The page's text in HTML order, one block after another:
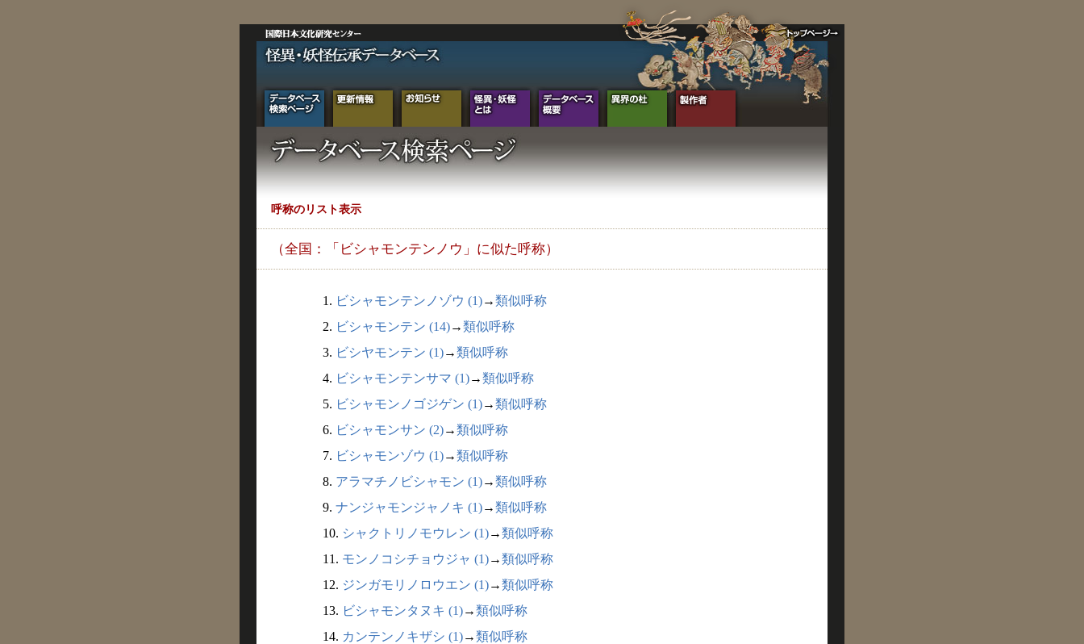
呼称のリスト表示
（全国：「ビシャモンテンノウ」に似た呼称）
1. ビシャモンテンノゾウ (1)→類似呼称
2. ビシャモンテン (14)→類似呼称
3. ビシヤモンテン (1)→類似呼称
4. ビシャモンテンサマ (1)→類似呼称
5. ビシャモンノゴジゲン (1)→類似呼称
6. ビシャモンサン (2)→類似呼称
7. ビシャモンゾウ (1)→類似呼称
8. アラマチノビシャモン (1)→類似呼称
9. ナンジャモンジャノキ (1)→類似呼称
10. シャクトリノモウレン (1)→類似呼称
11. モンノコシチョウジャ (1)→類似呼称
12. ジンガモリノロウエン (1)→類似呼称
13. ビシャモンタヌキ (1)→類似呼称
14. カンテンノキザシ (1)→類似呼称